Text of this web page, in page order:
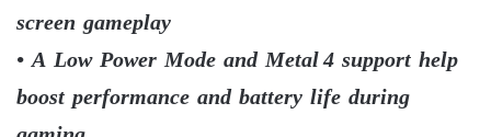
screen gameplay
• A Low Power Mode and Metal 4 support help
boost performance and battery life during